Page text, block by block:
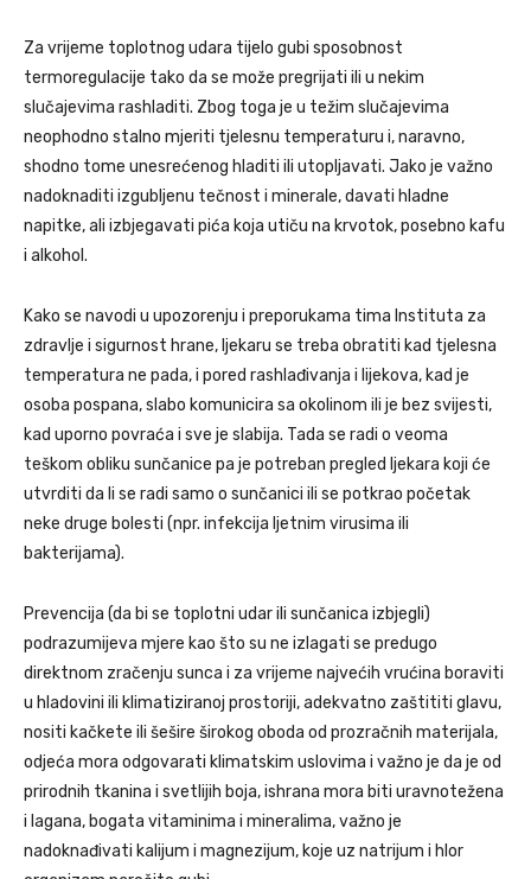
Za vrijeme toplotnog udara tijelo gubi sposobnost
termoregulacije tako da se može pregrijati ili u nekim
slučajevima rashladiti. Zbog toga je u težim slučajevima
neophodno stalno mjeriti tjelesnu temperaturu i, naravno,
shodno tome unesrećenog hladiti ili utopljavati. Jako je važno
nadoknaditi izgubljenu tečnost i minerale, davati hladne
napitke, ali izbjegavati pića koja utiču na krvotok, posebno kafu
i alkohol.
Kako se navodi u upozorenju i preporukama tima Instituta za
zdravlje i sigurnost hrane, ljekaru se treba obratiti kad tjelesna
temperatura ne pada, i pored rashlađivanja i lijekova, kad je
osoba pospana, slabo komunicira sa okolinom ili je bez svijesti,
kad uporno povraća i sve je slabija. Tada se radi o veoma
teškom obliku sunčanice pa je potreban pregled ljekara koji će
utvrditi da li se radi samo o sunčanici ili se potkrao početak
neke druge bolesti (npr. infekcija ljetnim virusima ili
bakterijama).
Prevencija (da bi se toplotni udar ili sunčanica izbjegli)
podrazumijeva mjere kao što su ne izlagati se predugo
direktnom zračenju sunca i za vrijeme najvećih vrućina boraviti
u hladovini ili klimatiziranoj prostoriji, adekvatno zaštititi glavu,
nositi kačkete ili šešire širokog oboda od prozračnih materijala,
odjeća mora odgovarati klimatskim uslovima i važno je da je od
prirodnih tkanina i svetlijih boja, ishrana mora biti uravnotežena
i lagana, bogata vitaminima i mineralima, važno je
nadoknađivati kalijum i magnezijum, koje uz natrijum i hlor